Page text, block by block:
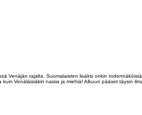
Venäjän rajalta. Suomalaisten lisäksi onkin
Venäläisiäkin naisia ja miehiä! Alkuun pääset täysin